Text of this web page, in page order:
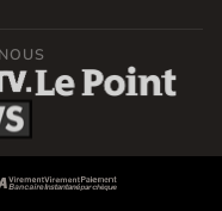
